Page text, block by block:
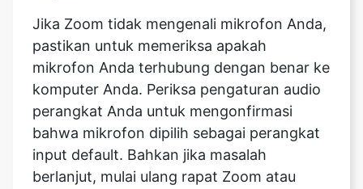
Jika Zoom tidak mengenali mikrofon Anda,
pastikan untuk memeriksa apakah
mikrofon Anda terhubung dengan benar ke
komputer Anda. Periksa pengaturan audio
perangkat Anda untuk mengonfirmasi
bahwa mikrofon dipilih sebagai perangkat
input default. Bahkan jika masalah
berlanjut, mulai ulang rapat Zoom atau